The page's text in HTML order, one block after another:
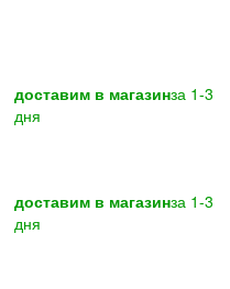
доставим в магазинза 1-3
дня
доставим в магазинза 1-3
дня